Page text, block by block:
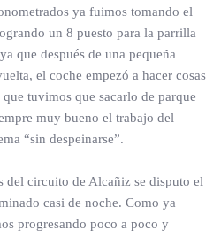
ya fuimos tomando el
un 8 puesto para la parrilla
que después de una pequeña
el coche empezó a hacer cosas
tuvimos que sacarlo de parque
muy bueno el trabajo del
“sin despeinarse”.
del circuito de Alcañiz se disputo el
casi de noche. Como ya
progresando poco a poco y